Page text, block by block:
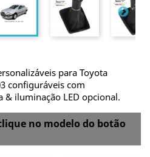
para Toyota
configuráveis com
& iluminação LED opcional.
no modelo do botão